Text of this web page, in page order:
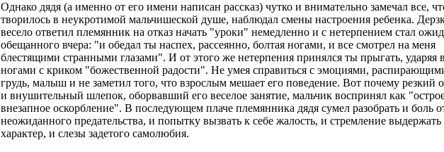
Однако дядя (а именно от его имени написан рассказ) чутко и внимательно замечал все,
творилось в неукротимой мальчишеской душе, наблюдал смены настроения ребенка.
весело ответил племянник на отказ начать "уроки" немедленно и с нетерпением стал
обещанного вчера: "и обедал ты наспех, рассеянно, болтая ногами, и все смотрел на меня
блестящими странными глазами". И от этого же нетерпения принялся ты прыгать, ударяя
ногами с криком "божественной радости". Не умея справиться с эмоциями,
грудь, малыш и не заметил того, что взрослым мешает его поведение. Вот почему резкий
и внушительный шлепок, оборвавший его веселое занятие, мальчик воспринял как
внезапное оскорбление". В последующем плаче племянника дядя сумел разобрать и боль
неожиданного предательства, и попытку вызвать к себе жалость, и стремление выдержать
характер, и слезы задетого самолюбия.